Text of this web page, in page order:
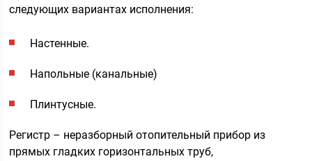
следующих вариантах исполнения:
Настенные.
Напольные (канальные)
Плинтусные.
Регистр – неразборный отопительный прибор из
прямых гладких горизонтальных труб,